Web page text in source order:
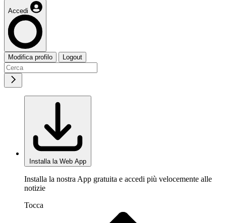
Accedi
Modifica profilo Logout
Installa la Web App
Installa la nostra App gratuita e accedi più velocemente alle
notizie
Tocca